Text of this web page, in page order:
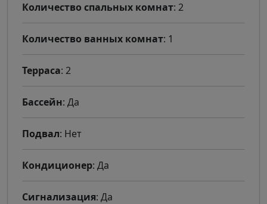
Количество спальных комнат: 2
Количество ванных комнат: 1
Терраса: 2
Бассейн: Да
Подвал: Нет
Кондиционер: Да
Сигнализация: Да